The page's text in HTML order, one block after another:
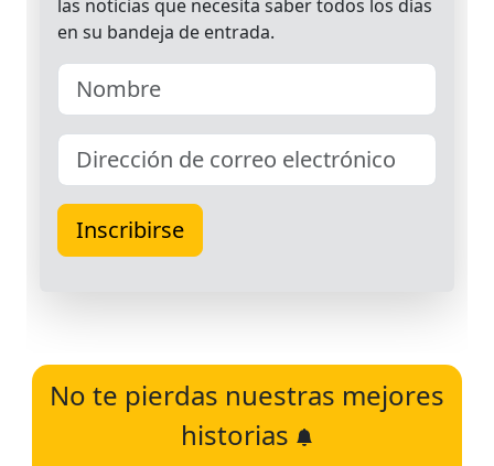
No te pierdas nuestras mejores
historias